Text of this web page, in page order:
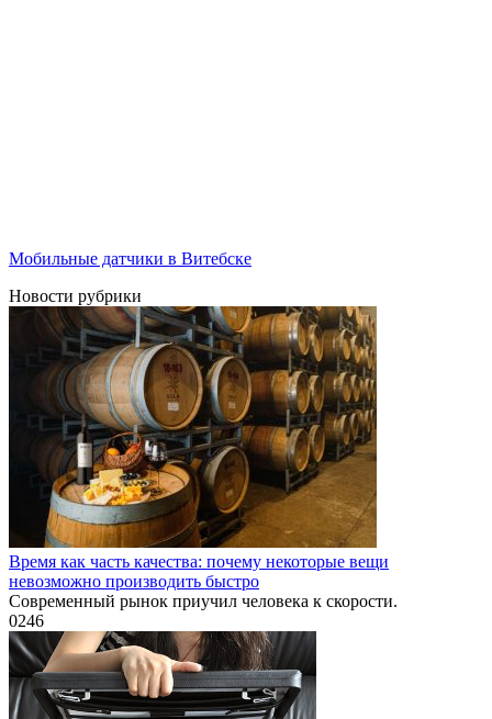
Мобильные датчики в Витебске
Новости рубрики
Время как часть качества: почему некоторые вещи
невозможно производить быстро
Современный рынок приучил человека к скорости.
0246